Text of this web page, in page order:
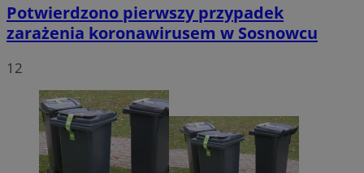
Potwierdzono pierwszy przypadek
zarażenia koronawirusem w Sosnowcu
12